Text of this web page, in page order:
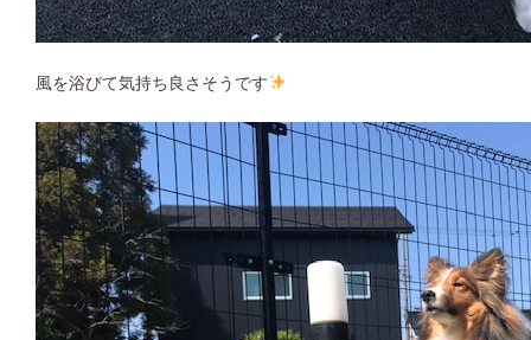
風を浴びて気持ち良さそうです